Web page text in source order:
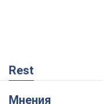
Rest
Мнения